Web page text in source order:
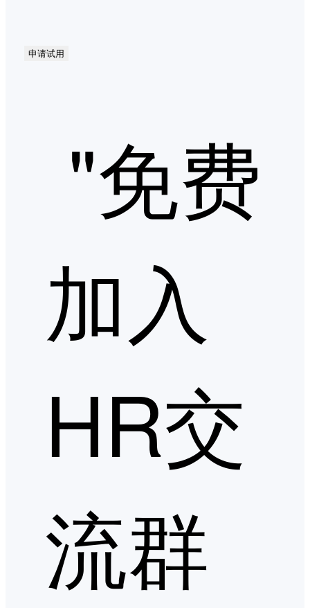
申请试用
"免费
加入
HR交
流群